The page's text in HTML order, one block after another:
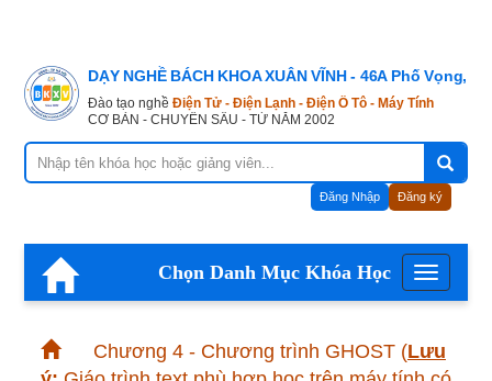
DẠY NGHỀ BÁCH KHOA XUÂN VĨNH - 46A Phố Vọng,
Đào tạo nghề Điện Tử - Điện Lạnh - Điện Ô Tô - Máy Tính
CƠ BẢN - CHUYÊN SÂU - TỪ NĂM 2002
Đăng Nhập Đăng ký
Menu
Chọn Danh Mục Khóa Học
Chương 4 - Chương trình GHOST (Lưu